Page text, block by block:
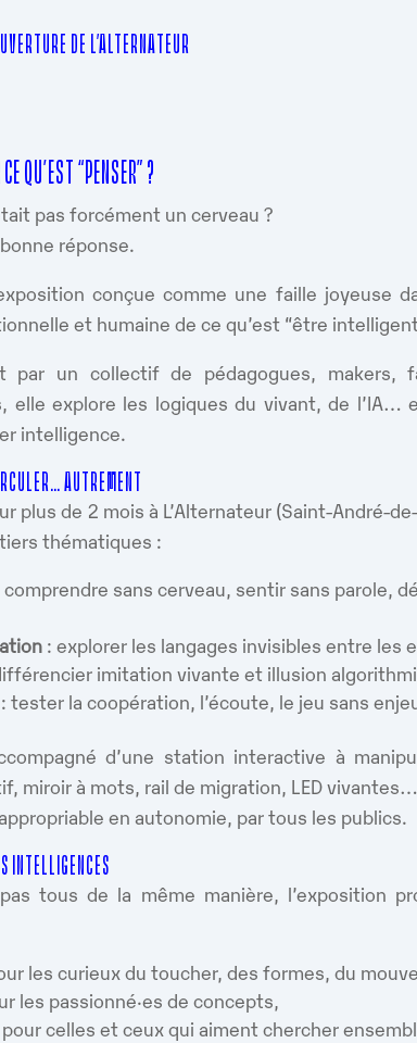
DE L’ALTERNATEUR
QU’EST “PENSER” ?
pas forcément un cerveau ?
réponse.
conçue comme une faille joyeuse
et humaine de ce qu’est “être
par un collectif de pédagogues, makers,
explore les logiques du vivant, de l’IA…
intelligence.
AUTREMENT
plus de 2 mois à L’Alternateur (Saint-André-
thématiques :
comprendre sans cerveau, sentir sans parole,
: explorer les langages invisibles entre les
imitation vivante et illusion
: tester la coopération, l’écoute, le jeu sans
d’une station interactive à
miroir à mots, rail de migration, LED vivantes…
en autonomie, par tous les publics.
INTELLIGENCES
pas tous de la même manière, l’exposition
les curieux du toucher, des formes, du
les passionné·es de concepts,
pour celles et ceux qui aiment chercher